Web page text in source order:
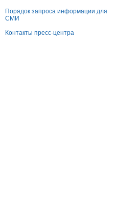
Порядок запроса информации для
СМИ
Контакты пресс-центра